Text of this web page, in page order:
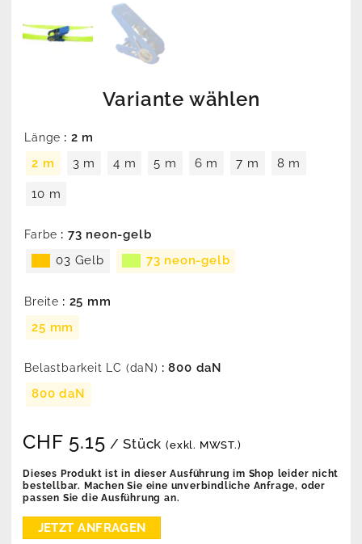
Variante wählen
Länge : 2 m
2 m
3 m 4 m 5 m 6 m 7 m 8 m
10 m
Farbe : 73 neon-gelb
03 Gelb
73 neon-gelb
Breite : 25 mm
25 mm
Belastbarkeit LC (daN) : 800 daN
800 daN
CHF 5.15 / Stück (exkl. MWST.)
Dieses Produkt ist in dieser Ausführung im Shop leider nicht
bestellbar. Machen Sie eine unverbindliche Anfrage, oder
passen Sie die Ausführung an.